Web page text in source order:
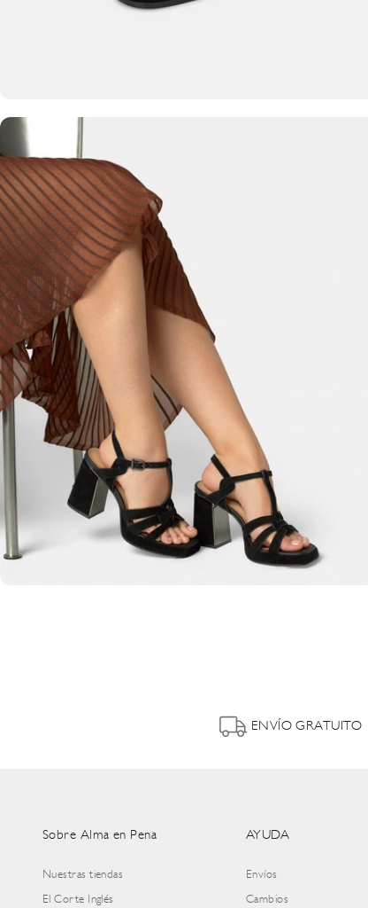
ENVÍO GRATUITO
Sobre Alma en Pena
Nuestras tiendas
El Corte Inglés
AYUDA
Envíos
Cambios